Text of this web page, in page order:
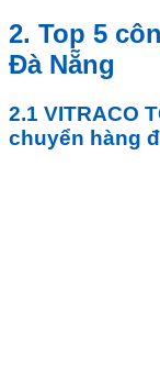
2. Top 5
Đà Nẵng
2.1 VITRACO
chuyển hàng